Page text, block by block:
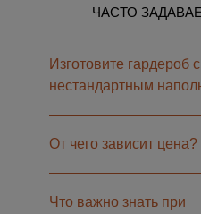
ЧАСТО
Изготовите гардероб с
нестандартным
От чего зависит цена?
Что важно знать при